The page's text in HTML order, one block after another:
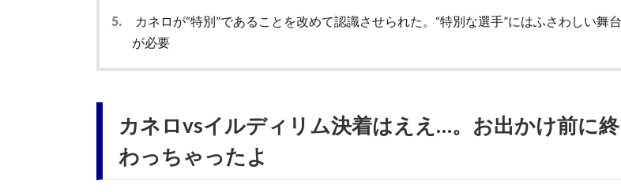
5.
カネロが“特別”であることを改めて認識させられた。“特別な選手”にはふさわしい舞台
が必要
カネロvsイルディリム決着はええ…。お出かけ前に終
わっちゃったよ